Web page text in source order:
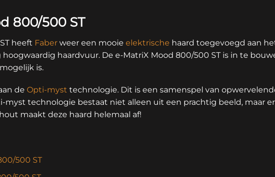
800/500 ST
heeft Faber weer een mooie elektrische haard toegevoegd aan
haardvuur. De e-MatriX Mood 800/500 ST is in te
is.
de Opti-myst technologie. Dit is een samenspel van
myst technologie bestaat niet alleen uit een prachtig beeld, maar
maakt deze haard helemaal af!
500 ST